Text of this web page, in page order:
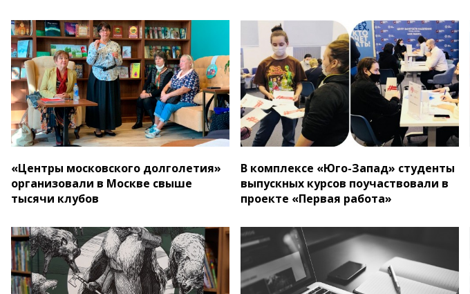
«Центры московского долголетия»
организовали в Москве свыше
тысячи клубов
В комплексе «Юго-Запад» студенты
выпускных курсов поучаствовали в
проекте «Первая работа»